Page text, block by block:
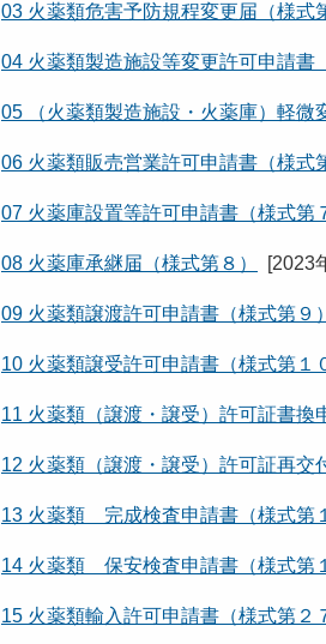
03 火薬類危害予防規程変更届（様式
04 火薬類製造施設等変更許可申請書
05 （火薬類製造施設・火薬庫）軽微
06 火薬類販売営業許可申請書（様式
07 火薬庫設置等許可申請書（様式第
08 火薬庫承継届（様式第８） [2023
09 火薬類譲渡許可申請書（様式第９）
10 火薬類譲受許可申請書（様式第１
11 火薬類（譲渡・譲受）許可証書換
12 火薬類（譲渡・譲受）許可証再交
13 火薬類 完成検査申請書（様式第
14 火薬類 保安検査申請書（様式第
15 火薬類輸入許可申請書（様式第２